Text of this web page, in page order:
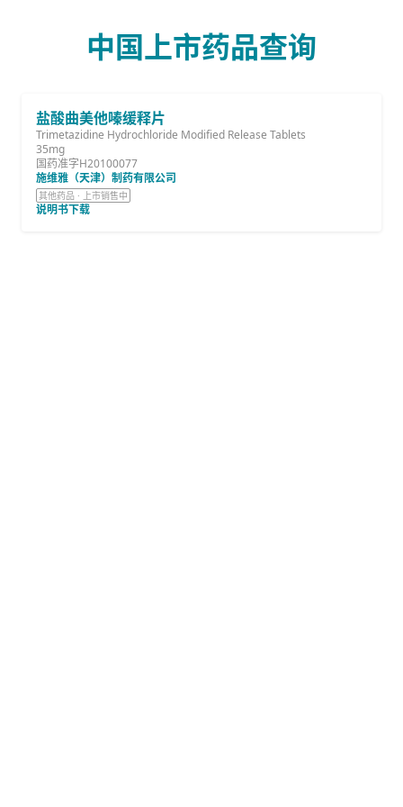
中国上市药品查询
盐酸曲美他嗪缓释片
Trimetazidine Hydrochloride Modified Release Tablets
35mg
国药准字H20100077
施维雅（天津）制药有限公司
其他药品 · 上市销售中
说明书下载